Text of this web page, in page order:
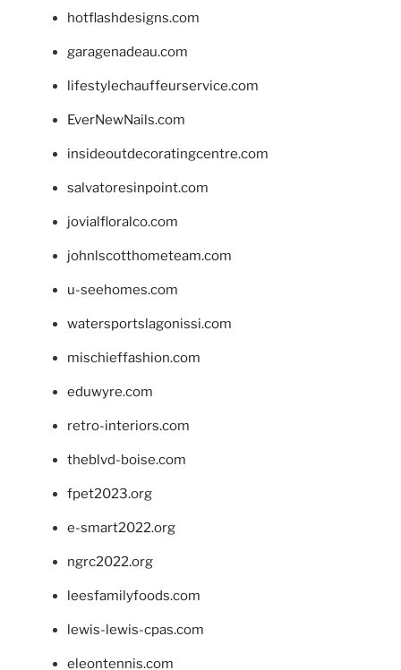
hotflashdesigns.com
garagenadeau.com
lifestylechauffeurservice.com
EverNewNails.com
insideoutdecoratingcentre.com
salvatoresinpoint.com
jovialfloralco.com
johnlscotthometeam.com
u-seehomes.com
watersportslagonissi.com
mischieffashion.com
eduwyre.com
retro-interiors.com
theblvd-boise.com
fpet2023.org
e-smart2022.org
ngrc2022.org
leesfamilyfoods.com
lewis-lewis-cpas.com
eleontennis.com